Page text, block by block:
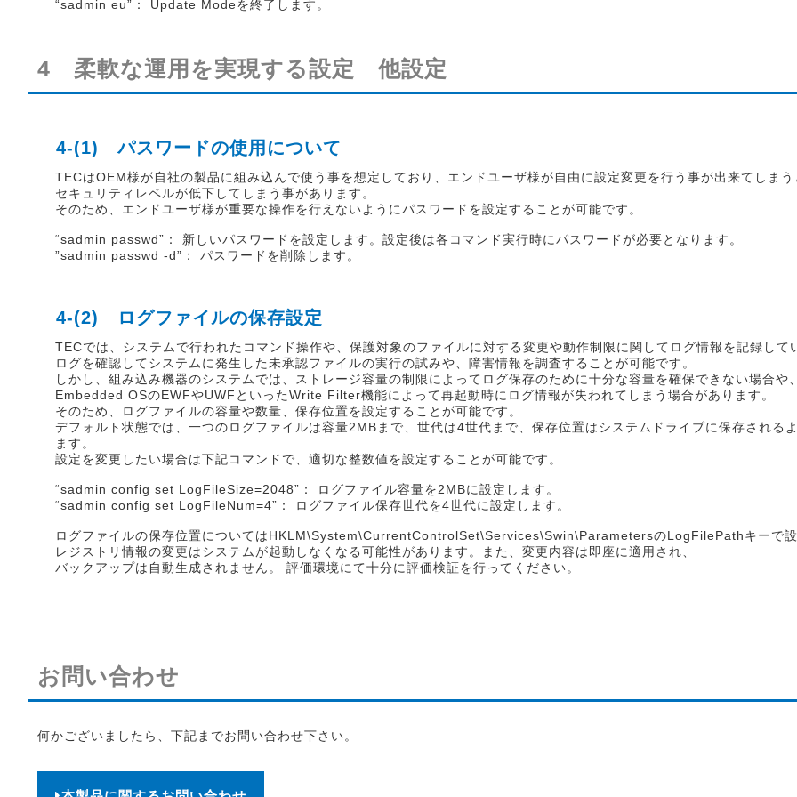
“sadmin eu”： Update Modeを終了します。
4 柔軟な運用を実現する設定 他設定
4-(1) パスワードの使用について
TECはOEM様が自社の製品に組み込んで使う事を想定しており、エンドユーザ様が自由に設定変更を行う事が出来てしまう
セキュリティレベルが低下してしまう事があります。
そのため、エンドユーザ様が重要な操作を行えないようにパスワードを設定することが可能です。
“sadmin passwd”： 新しいパスワードを設定します。設定後は各コマンド実行時にパスワードが必要となります。
”sadmin passwd -d”： パスワードを削除します。
4-(2) ログファイルの保存設定
TECでは、システムで行われたコマンド操作や、保護対象のファイルに対する変更や動作制限に関してログ情報を記録して
ログを確認してシステムに発生した未承認ファイルの実行の試みや、障害情報を調査することが可能です。
しかし、組み込み機器のシステムでは、ストレージ容量の制限によってログ保存のために十分な容量を確保できない場合や、
Embedded OSのEWFやUWFといったWrite Filter機能によって再起動時にログ情報が失われてしまう場合があります。
そのため、ログファイルの容量や数量、保存位置を設定することが可能です。
デフォルト状態では、一つのログファイルは容量2MBまで、世代は4世代まで、保存位置はシステムドライブに保存される
ます。
設定を変更したい場合は下記コマンドで、適切な整数値を設定することが可能です。
“sadmin config set LogFileSize=2048”： ログファイル容量を2MBに設定します。
“sadmin config set LogFileNum=4”： ログファイル保存世代を4世代に設定します。
ログファイルの保存位置についてはHKLM\System\CurrentControlSet\Services\Swin\ParametersのLogFilePathキーで設
レジストリ情報の変更はシステムが起動しなくなる可能性があります。また、変更内容は即座に適用され、
バックアップは自動生成されません。 評価環境にて十分に評価検証を行ってください。
お問い合わせ
何かございましたら、下記までお問い合わせ下さい。